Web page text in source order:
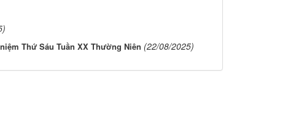
Thứ Sáu Tuần XX Thường Niên (22/08/2025)